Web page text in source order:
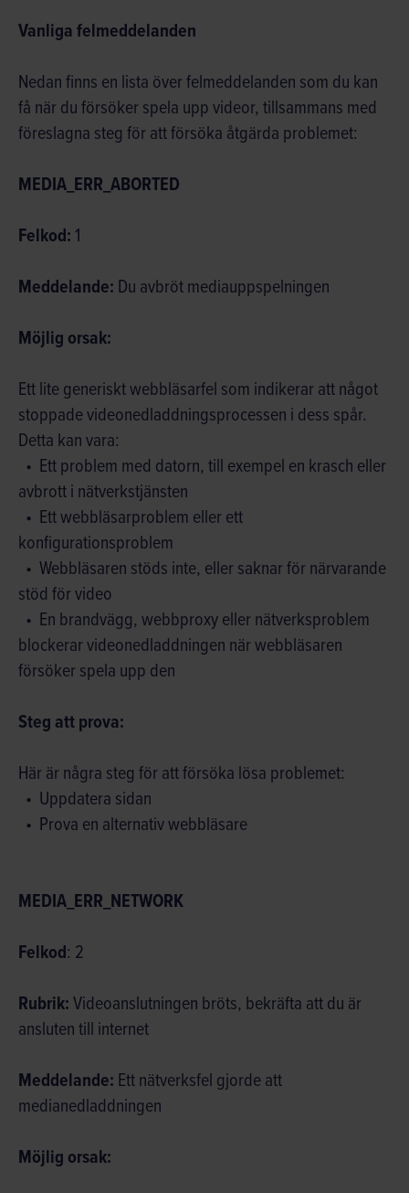
Vanliga felmeddelanden
Nedan finns en lista över felmeddelanden som du kan
få när du försöker spela upp videor, tillsammans med
föreslagna steg för att försöka åtgärda problemet:
MEDIA_ERR_ABORTED
Felkod:1
Meddelande: Du avbröt mediauppspelningen
Möjlig orsak:
Ett lite generiskt webbläsarfel som indikerar att något
stoppade videonedladdningsprocessen i dess spår.
Detta kan vara:
Ett problem med datorn, till exempel en krasch eller
avbrott i nätverkstjänsten
Ett webbläsarproblem eller ett
konfigurationsproblem
Webbläsaren stöds inte, eller saknar för närvarande
stöd för video
En brandvägg, webbproxy eller nätverksproblem
blockerar videonedladdningen när webbläsaren
försöker spela upp den
Steg att prova:
Här är några steg för att försöka lösa problemet:
Uppdatera sidan
Prova en alternativ webbläsare
MEDIA_ERR_NETWORK
Felkod: 2
Rubrik:Videoanslutningen bröts, bekräfta att du är
ansluten till internet
Meddelande: Ett nätverksfel gjorde att
medianedladdningen
Möjlig orsak: